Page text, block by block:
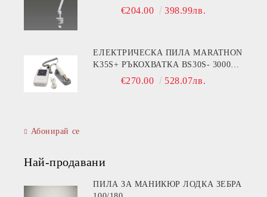
€204.00 398.99лв.
ЕЛЕКТРИЧЕСКА ПИЛА MARATHON
K35S+ РЪКОХВАТКА BS30S- 30000
ОБОРОТА€270.00 528.07лв.
Абонирай се
Най-продавани
ПИЛА ЗА МАНИКЮР ЛОДКА ЗЕБРА